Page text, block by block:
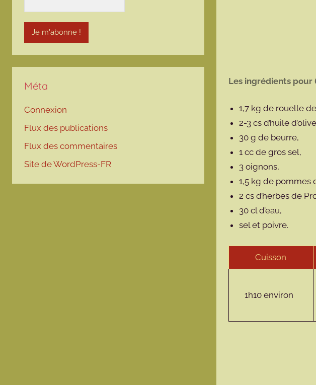
Les ingrédients pour
1,7 kg de rouelle
2-3 cs d’huile
30 g de beurre,
1 cc de gros sel,
3 oignons,
1,5 kg de pommes
2 cs d’herbes de
30 cl d’eau,
sel et poivre.
Cuisson
1h10 environ
Méta
Connexion
Flux des publications
Flux des commentaires
Site de WordPress-FR